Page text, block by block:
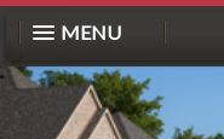
MENU